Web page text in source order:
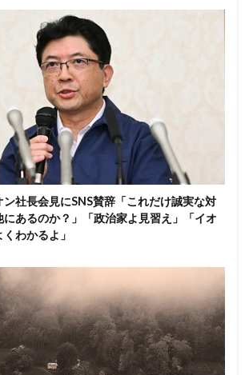
社長会見にSNS賛辞「これだけ誠実な対
にあるのか？」「政治家よ見習え」「イオ
わかるよ」